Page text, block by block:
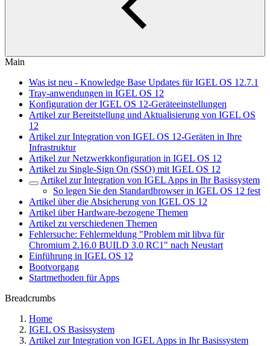
Main
Was ist neu - Knowledge Base Updates für IGEL OS 12.7.1
Tray-anwendungen in IGEL OS 12
Konfiguration der IGEL OS 12-Geräteeinstellungen
Artikel zur Bereitstellung und Aktualisierung von IGEL OS
12
Artikel zur Integration von IGEL OS 12-Geräten in Ihre
Infrastruktur
Artikel zur Netzwerkkonfiguration in IGEL OS 12
Artikel zu Single-Sign On (SSO) mit IGEL OS 12
Artikel zur Integration von IGEL Apps in Ihr Basissystem
So legen Sie den Standardbrowser in IGEL OS 12 fest
Artikel über die Absicherung von IGEL OS 12
Artikel über Hardware-bezogene Themen
Artikel zu verschiedenen Themen
Fehlersuche: Fehlermeldung "Problem mit libva für
Chromium 2.16.0 BUILD 3.0 RC1" nach Neustart
Einführung in IGEL OS 12
Bootvorgang
Startmethoden für Apps
Breadcrumbs
Home
IGEL OS Basissystem
Artikel zur Integration von IGEL Apps in Ihr Basissystem